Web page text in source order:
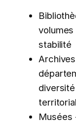
stabilité
Archives
territorial
Musées